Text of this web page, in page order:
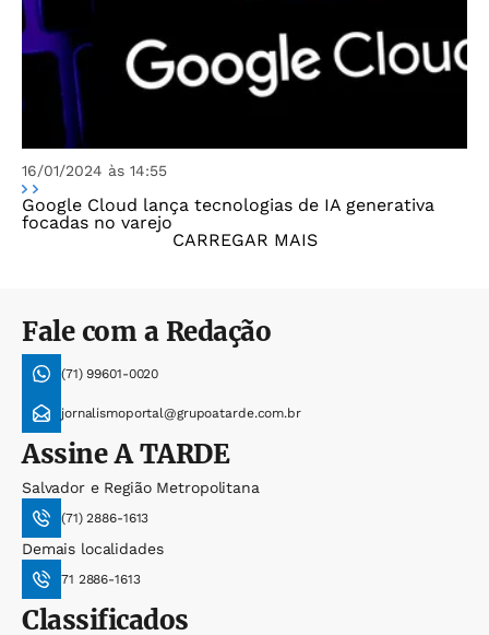
16/01/2024 às 14:55
Google Cloud lança tecnologias de IA generativa
focadas no varejo
CARREGAR MAIS
Fale com a Redação
(71) 99601-0020
jornalismoportal@grupoatarde.com.br
AssineA TARDE
Salvador e Região Metropolitana
(71) 2886-1613
Demais localidades
71 2886-1613
Classificados